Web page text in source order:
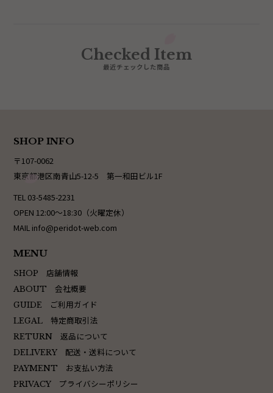
Checked Item
最近チェックした商品
SHOP INFO
〒107-0062
東京都港区南青山5-12-5 第一和田ビル1F
TEL 03-5485-2231
OPEN 12:00〜18:30（火曜定休）
MAIL info@peridot-web.com
MENU
SHOP 店舗情報
ABOUT 会社概要
GUIDE ご利用ガイド
LEGAL 特定商取引法
RETURN 返品について
DELIVERY 配送・送料について
PAYMENT お支払い方法
PRIVACY プライバシーポリシー